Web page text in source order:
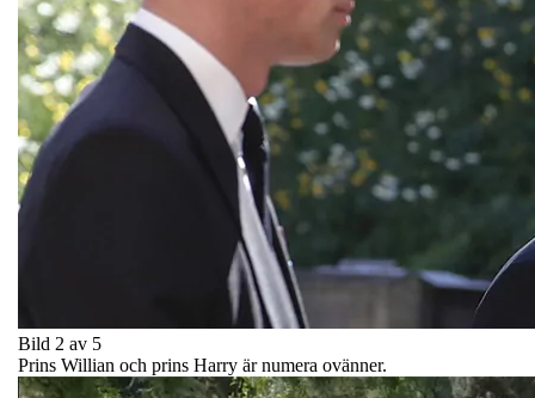
Bild 2 av 5
Prins Willian och prins Harry är numera ovänner.